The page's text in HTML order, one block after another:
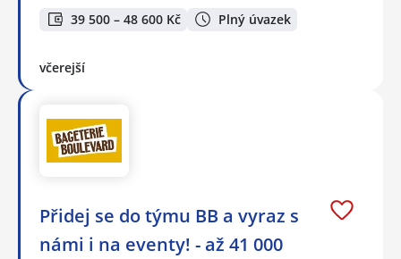
39 500 – 48 600 Kč Plný úvazek
včerejší
Přidej se do týmu BB a vyraz s
námi i na eventy! - až 41 000